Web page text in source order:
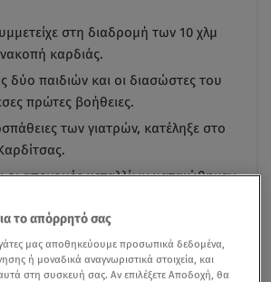
στη διαδρομή των 10 χλμ
καρδιάς.
δύο παιδιών και οι διασώστες του
πρώτες βοήθειες.
των γιατρών, κατέληξε στο
οι απονομές μεταλλίων ματαιώθηκαν
το απόρρητό σας
μας αποθηκεύουμε προσωπικά δεδομένα,
ή μοναδικά αναγνωριστικά στοιχεία, και
στη συσκευή σας. Αν επιλέξετε Αποδοχή, θα